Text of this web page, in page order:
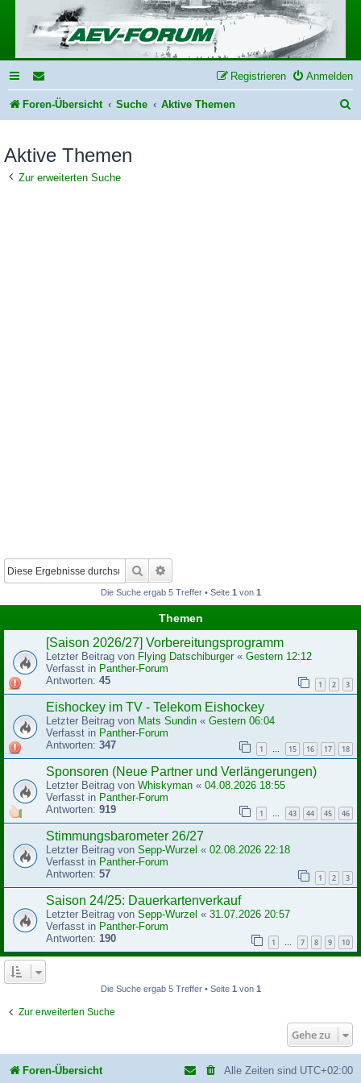
Anmelden
Registrieren
Foren-Übersicht Suche Aktive Themen
Aktive Themen
Zur erweiterten Suche
Suche
Die Suche ergab 5 Treffer • Seite 1 von 1
Themen
[Saison 2026/27] Vorbereitungsprogramm
Letzter Beitrag von Flying Datschiburger« Gestern 12:12
Verfasst in Panther-Forum
Antworten: 45 1 2 3
Eishockey im TV - Telekom Eishockey
Letzter Beitrag von Mats Sundin « Gestern 06:04
Verfasst in Panther-Forum
Antworten: 347 1 … 15 16 17 18
Sponsoren (Neue Partner und Verlängerungen)
Letzter Beitrag von Whiskyman « 04.08.2026 18:55
Verfasst in Panther-Forum
Antworten: 919 1 … 43 44 45 46
Stimmungsbarometer 26/27
Letzter Beitrag von Sepp-Wurzel « 02.08.2026 22:18
Verfasst in Panther-Forum
Antworten: 57 1 2 3
Saison 24/25: Dauerkartenverkauf
Letzter Beitrag von Sepp-Wurzel « 31.07.2026 20:57
Verfasst in Panther-Forum
Antworten: 190 1 … 7 8 9 10
Die Suche ergab 5 Treffer • Seite 1von 1
Zur erweiterten Suche
Gehe zu
Foren-Übersicht Alle Zeiten sind UTC+02:00